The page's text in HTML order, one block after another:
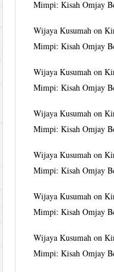
Mimpi: Kisah Omjay
Wijaya Kusumah on
Mimpi: Kisah Omjay
Wijaya Kusumah on
Mimpi: Kisah Omjay
Wijaya Kusumah on
Mimpi: Kisah Omjay
Wijaya Kusumah on
Mimpi: Kisah Omjay
Wijaya Kusumah on
Mimpi: Kisah Omjay
Wijaya Kusumah on
Mimpi: Kisah Omjay